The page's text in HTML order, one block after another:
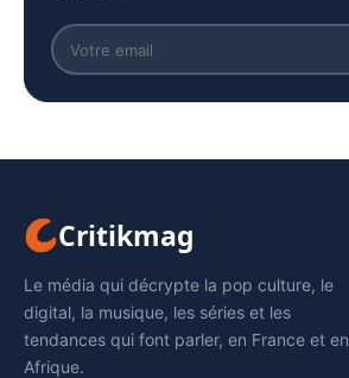
Critikmag
Le média qui décrypte la pop culture, le
digital, la musique, les séries et les
tendances qui font parler, en France et en
Afrique.